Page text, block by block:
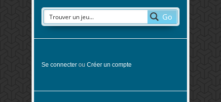
Go
Se connecter ou Créer un compte